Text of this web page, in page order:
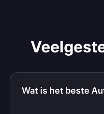
Wat is het beste